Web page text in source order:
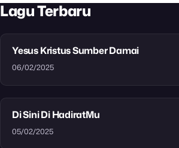
Lagu Terbaru
Yesus Kristus Sumber Damai
06/02/2025
Di Sini Di HadiratMu
05/02/2025